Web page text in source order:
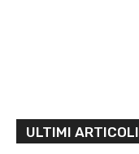
ULTIMI ARTICOLI